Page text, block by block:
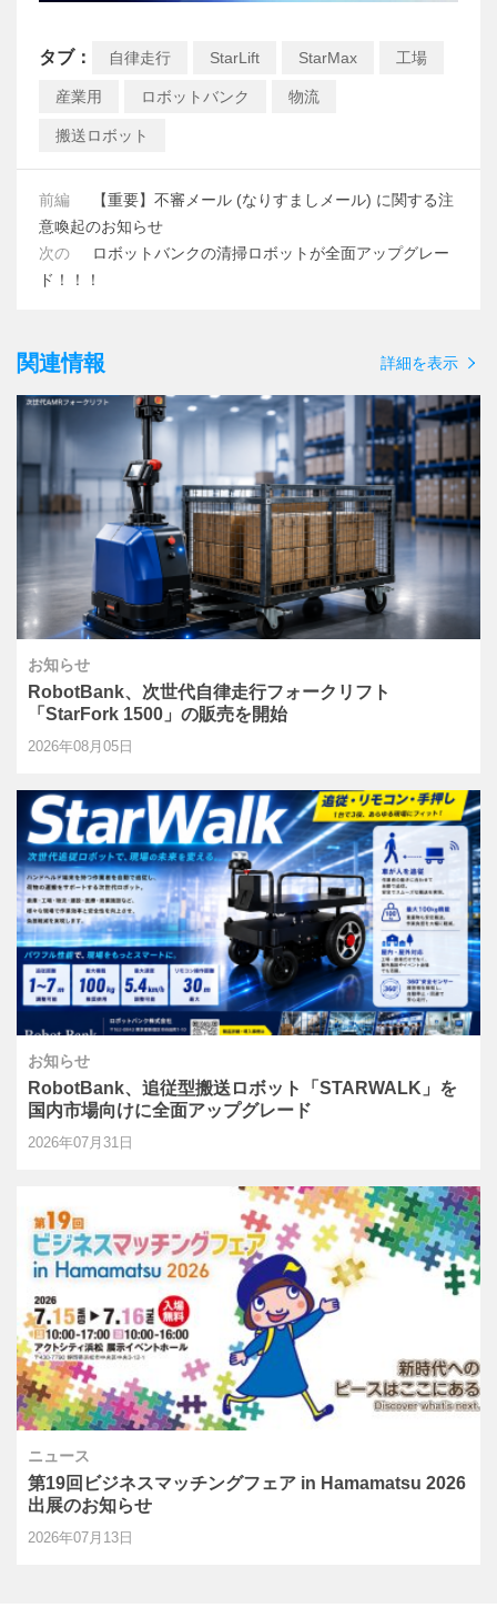
タブ： 自律走行 StarLift StarMax 工場
産業用 ロボットバンク 物流
搬送ロボット
前編
【重要】不審メール (なりすましメール) に関する注
意喚起のお知らせ
次の
ロボットバンクの清掃ロボットが全面アップグレー
ド！！！
関連情報 詳細を表示
お知らせ
RobotBank、次世代自律走行フォークリフト
「StarFork 1500」の販売を開始
2026年08月05日
お知らせ
RobotBank、追従型搬送ロボット「STARWALK」を
国内市場向けに全面アップグレード
2026年07月31日
ニュース
第19回ビジネスマッチングフェア in Hamamatsu 2026
出展のお知らせ
2026年07月13日